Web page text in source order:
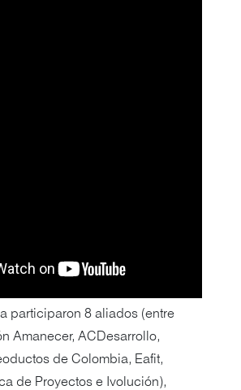
participaron 8 aliados (entre
Amanecer, ACDesarrollo,
de Colombia, Eafit,
de Proyectos e Ivolución),